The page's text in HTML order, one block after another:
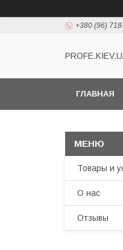
+380 (96)
ГЛАВНАЯ
Товары и
О нас
Отзывы